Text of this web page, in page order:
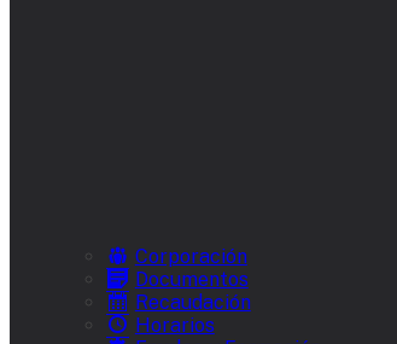
Corporación
Documentos
Recaudación
Horarios